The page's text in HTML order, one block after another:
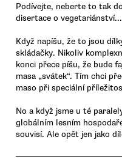
Podívejte, neberte to tak
disertace o vegetariánství...
Když napíšu, že to jsou
skládačky. Nikoliv
konci přece píšu, že bude
masa „svátek“. Tím chci
maso při speciální
No a když jsme u té
globálním lesním
souvisí. Ale opět jen jako